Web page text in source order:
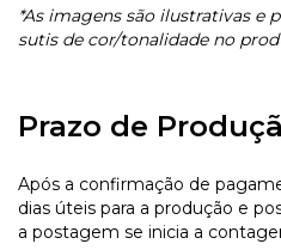
*As imagens são ilustrativas e
sutis de cor/tonalidade no
Prazo de
Após a confirmação de
dias úteis para a produção e
a postagem se inicia a